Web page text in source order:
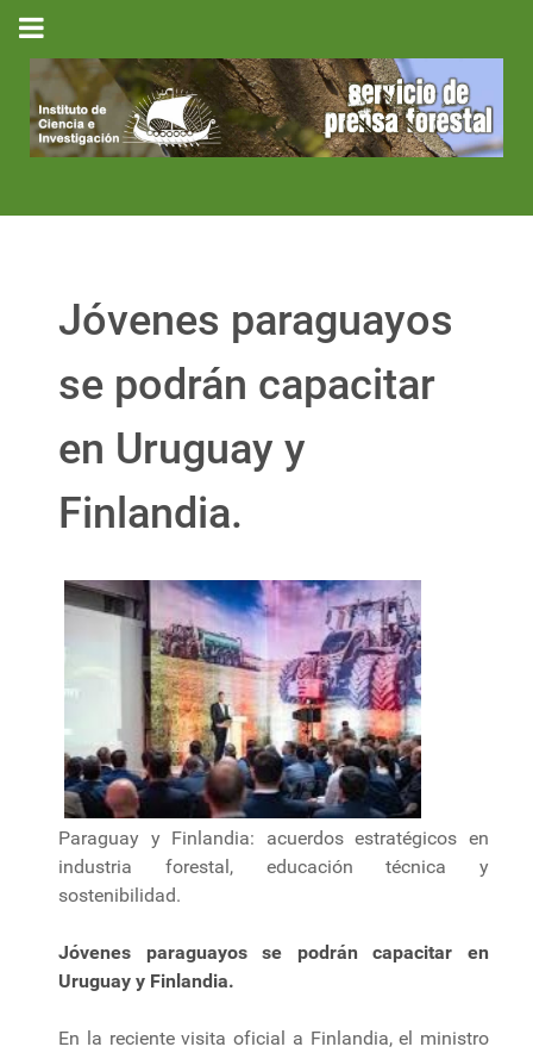
Jóvenes paraguayos
se podrán capacitar
en Uruguay y
Finlandia.
Paraguay y Finlandia: acuerdos estratégicos en
industria forestal, educación técnica y
sostenibilidad.
Jóvenes paraguayos se podrán capacitar en
Uruguay y Finlandia.
En la reciente visita oficial a Finlandia, el ministro